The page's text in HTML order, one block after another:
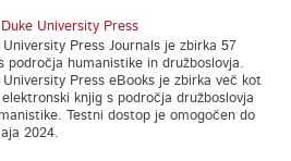
University Press
University Press Journals je zbirka 57
področja humanistike in družboslovja.
University Press eBooks je zbirka več kot
elektronski knjig s področja družboslovja
Testni dostop je omogočen do
2024.